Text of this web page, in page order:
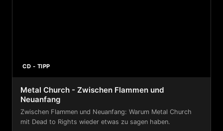
CD - TIPP
Metal Church - Zwischen Flammen und
Neuanfang
Zwischen Flammen und Neuanfang: Warum Metal Church
mit Dead to Rights wieder etwas zu sagen haben.